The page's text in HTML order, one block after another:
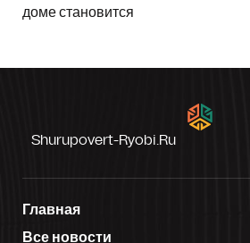
доме становится
Shurupovert-Ryobi.ru
Главная
Все новости